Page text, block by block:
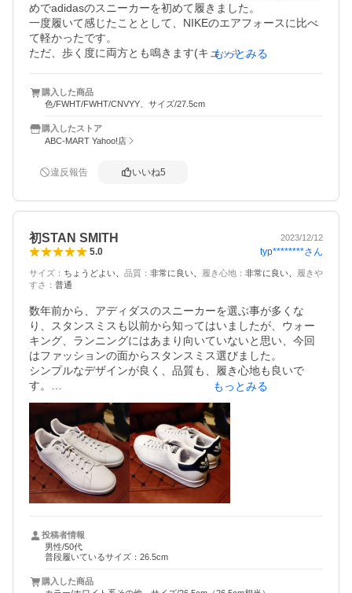
めでadidasのスニーカーを初めて履きました。
一度履いて感じたこととして、NIKEのエアフォースに比べ
て軽かったです。
ただ、歩く度に両方とも鳴きます(キュッキュッ)
もっとみる
購入した商品
色/FWHT/FWHT/CNVYY、サイズ/27.5cm
購入したストア
ABC-MART Yahoo!店
違反報告 いいね5
初STAN SMITH 2023/12/12
5.0 typ********さん
サイズ ： ちょうどよい 品質 ： 非常に良い 履き心地 ： 非常に良い
履きや
すさ ： 普通
数年前から、アディダスのスニーカーを選ぶ事が多くな
り、スタンスミスも以前から知ってはいましたが、ウォー
キング、ランニングにはあまり向いていないと思い、今回
はファッションの面からスタンスミス選びました。
シンプルなデザインが良く、品質も、履き心地も良いで
す。
サイズはいつも履くアディダスのトレーニングシューズの
サイズで丁度良かったです。
もっとみる
投稿者情報
男性/50代
普段履いているサイズ：26.5cm
購入した商品